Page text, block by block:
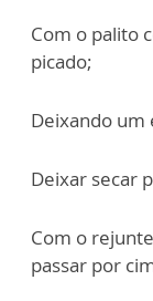
Com o palito
picado;
Deixando um
Deixar secar
Com o
passar por